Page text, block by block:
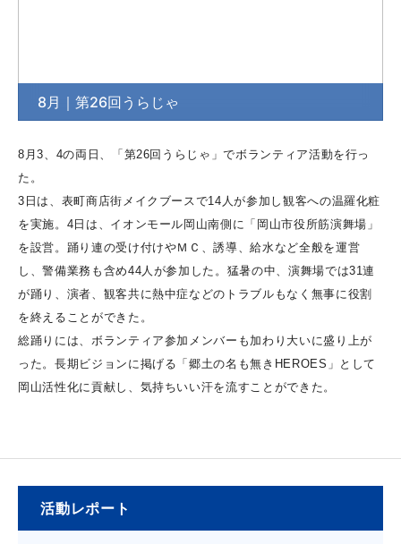
8月｜第26回うらじゃ
8月3、4の両日、「第26回うらじゃ」でボランティア活動を行っ
た。
3日は、表町商店街メイクブースで14人が参加し観客への温羅化粧
を実施。4日は、イオンモール岡山南側に「岡山市役所筋演舞場」
を設営。踊り連の受け付けやＭＣ、誘導、給水など全般を運営
し、警備業務も含め44人が参加した。猛暑の中、演舞場では31連
が踊り、演者、観客共に熱中症などのトラブルもなく無事に役割
を終えることができた。
総踊りには、ボランティア参加メンバーも加わり大いに盛り上が
った。長期ビジョンに掲げる「郷土の名も無きHEROES」として
岡山活性化に貢献し、気持ちいい汗を流すことができた。
活動レポート